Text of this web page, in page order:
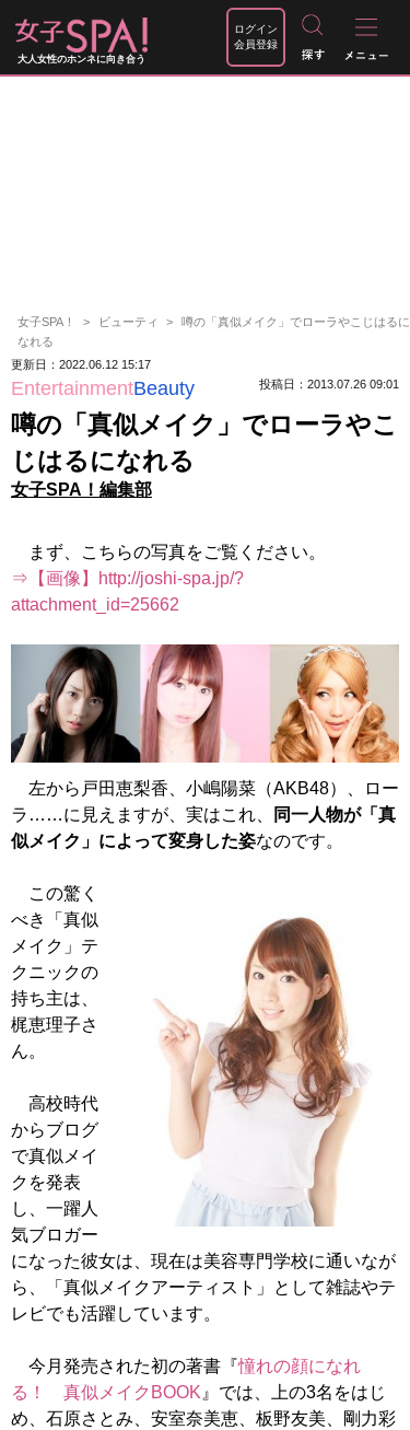
大人女性のホンネに向き合う
ログイン
会員登録
女子SPA！ ビューティ
噂の「真似メイク」でローラやこじはるに
なれる
更新日：2022.06.12 15:17
EntertainmentBeauty 投稿日：2013.07.26 09:01
噂の「真似メイク」でローラやこ
じはるになれる
女子SPA！編集部
まず、こちらの写真をご覧ください。
⇒【画像】http://joshi-spa.jp/?
attachment_id=25662
左から戸田恵梨香、小嶋陽菜（AKB48）、ロー
ラ……に見えますが、実はこれ、
同一人物が「真
似メイク」によって変身した姿なのです。
この驚く
べき「真似
メイク」テ
クニックの
持ち主は、
梶恵理子さ
ん。
高校時代
からブログ
で真似メイ
クを発表
し、一躍人
気ブロガー
になった彼女は、現在は美容専門学校に通いなが
ら、「真似メイクアーティスト」として雑誌やテ
レビでも活躍しています。
今月発売された初の著書『憧れの顔になれ
る！ 真似メイクBOOK 』では、上の3名をはじ
め、石原さとみ、安室奈美恵、板野友美、剛力彩